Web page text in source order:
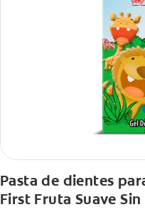
Pasta de dientes
First Fruta Suave